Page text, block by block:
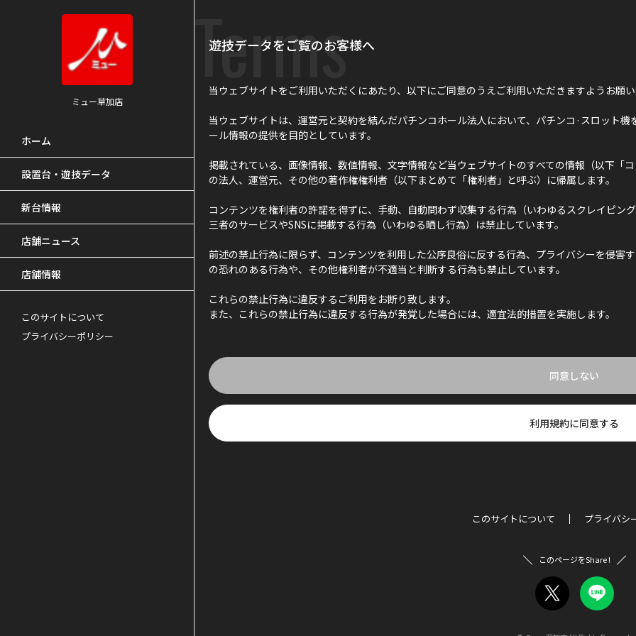
ミュー草加店
ホーム
設置台・遊技データ
新台情報
店舗ニュース
店舗情報
このサイトについて
プライバシーポリシー
Terms
遊技データをご覧のお客様へ
当ウェブサイトをご利用いただくにあたり、以下にご同意のうえご利用いただきますようお願い
当ウェブサイトは、運営元と契約を結んだパチンコホール法人において、パチンコ·スロット
ール情報の提供を目的としています。
掲載されている、画像情報、数値情報、文字情報など当ウェブサイトのすべての情報（以下「
の法人、運営元、その他の著作権権利者（以下まとめて「権利者」と呼ぶ）に帰属します。
コンテンツを権利者の許諾を得ずに、手動、自動問わず収集する行為（いわゆるスクレイピン
三者のサービスやSNSに掲載する行為（いわゆる晒し行為）は禁止しています。
前述の禁止行為に限らず、コンテンツを利用した公序良俗に反する行為、プライバシーを侵害
の恐れのある行為や、その他権利者が不適当と判断する行為も禁止しています。
これらの禁止行為に違反するご利用をお断り致します。
また、これらの禁止行為に違反する行為が発覚した場合には、適宜法的措置を実施します。
同意しない
利用規約に同意する
このサイトについて プライバシ
このページをShare !